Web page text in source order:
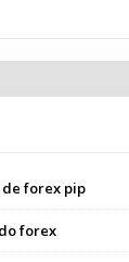
forex pip
forex